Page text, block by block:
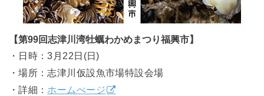
【第99回志津川湾牡蠣わかめまつり福興市】
・日時：3月22日(日)
・場所：志津川仮設魚市場特設会場
・詳細： ホームぺージ